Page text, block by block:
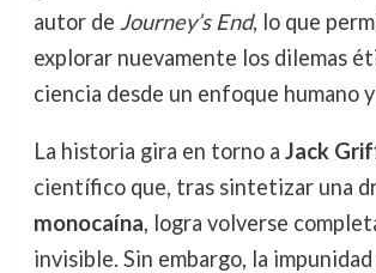
autor de Journey’s End, lo que
explorar nuevamente los dilemas
ciencia desde un enfoque humano
La historia gira en torno a Jack
científico que, tras sintetizar una
monocaína, logra volverse
invisible. Sin embargo, la